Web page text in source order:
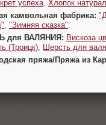
успеха Хлопок
камвольная фабрика:
"Зимняя сказка"
для ВАЛЯНИЯ: Вискоза
(Троицк)
Шерсть для
пряжа/Пряжа из